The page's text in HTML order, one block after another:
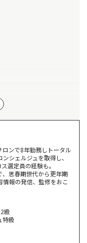
ーニング＆マッサー
ロンで8年勤務しトータル
シェルジュを取得し、
選定員の経験も。
、思春期世代から更年期
報の発信、監修をおこ
級
特級